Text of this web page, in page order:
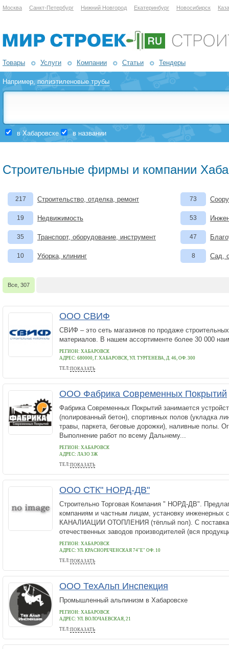
Москва Санкт-Петербург Нижний Новгород Екатеринбург Новосибирск
Товары Услуги Компании Статьи Тендеры
Например,полиэтиленовые трубы
в Хабаровске в названии
Строительные фирмы и компании
217 Строительство, отделка, ремонт
19 Недвижимость
35 Транспорт, оборудование, инструмент
10 Уборка, клининг
73
53
47
8 Сад,
Все, 307
ООО СВИФ
СВИФ – это сеть магазинов по продаже
материалов. В нашем ассортименте более 30 000
РЕГИОН: ХАБАРОВСК
АДРЕС: 680000, Г. ХАБАРОВСК, УЛ. ТУРГЕНЕВА, Д. 46, ОФ. 300
ТЕЛ:ПОКАЗАТЬ
8(421) 2470747
ООО Фабрика Современных Покрытий
Фабрика Современных Покрытий занимается
(полированный бетон), спортивных полов (укладка
травы, паркета, беговые дорожки), наливные полы.
Выполнение работ по всему Дальнему...
РЕГИОН: ХАБАРОВСК
АДРЕС: ЛАЗО 3Ж
ТЕЛ:ПОКАЗАТЬ
8(4212) 76-80-62
ООО СТК" НОРД-ДВ"
Строительно Торговая Компания " НОРД-ДВ".
компаниям и частным лицам, установку
КАНАЛИАЦИИ ОТОПЛЕНИЯ (тёплый пол). С
отечественных заводов производителей (вся
РЕГИОН: ХАБАРОВСК
АДРЕС: УЛ. КРАСНОРЕЧЕНСКАЯ 74"Е" ОФ. 10
ТЕЛ:ПОКАЗАТЬ
+7(914) 373-75-60
ООО ТехАльп Инспекция
Промышленный альпинизм в Хабаровске
РЕГИОН: ХАБАРОВСК
АДРЕС: УЛ. ВОЛОЧАЕВСКАЯ, 21
ТЕЛ:ПОКАЗАТЬ
+74212929607